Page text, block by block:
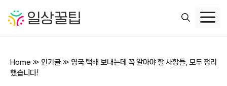
Home » 인기글 » 영국 택배 보내는데 꼭 알아야 할 사항들, 모두 정리
했습니다!